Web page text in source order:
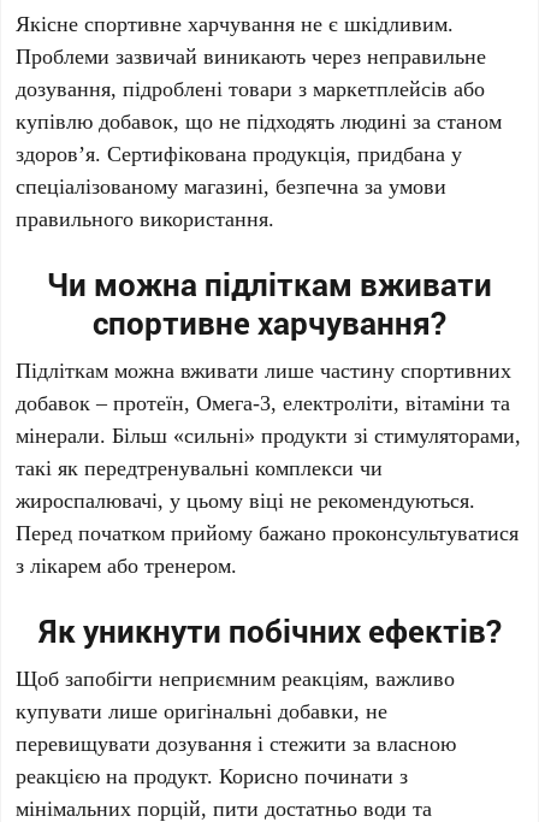
Якісне спортивне харчування не є шкідливим.
Проблеми зазвичай виникають через неправильне
дозування, підроблені товари з маркетплейсів або
купівлю добавок, що не підходять людині за станом
здоров’я. Сертифікована продукція, придбана у
спеціалізованому магазині, безпечна за умови
правильного використання.
Чи можна підліткам вживати
спортивне харчування?
Підліткам можна вживати лише частину спортивних
добавок – протеїн, Омега-3, електроліти, вітаміни та
мінерали. Більш «сильні» продукти зі стимуляторами,
такі як передтренувальні комплекси чи
жироспалювачі, у цьому віці не рекомендуються.
Перед початком прийому бажано проконсультуватися
з лікарем або тренером.
Як уникнути побічних ефектів?
Щоб запобігти неприємним реакціям, важливо
купувати лише оригінальні добавки, не
перевищувати дозування і стежити за власною
реакцією на продукт. Корисно починати з
мінімальних порцій, пити достатньо води та